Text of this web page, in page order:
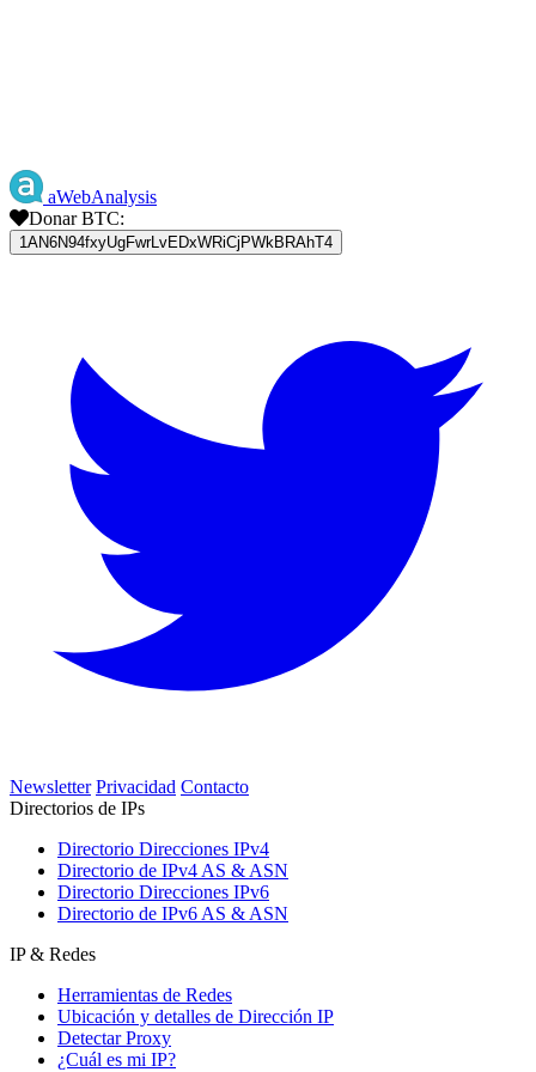
aWebAnalysis
Donar BTC:
1AN6N94fxyUgFwrLvEDxWRiCjPWkBRAhT4
Newsletter Privacidad Contacto
Directorios de IPs
Directorio Direcciones IPv4
Directorio de IPv4 AS & ASN
Directorio Direcciones IPv6
Directorio de IPv6 AS & ASN
IP & Redes
Herramientas de Redes
Ubicación y detalles de Dirección IP
Detectar Proxy
¿Cuál es mi IP?